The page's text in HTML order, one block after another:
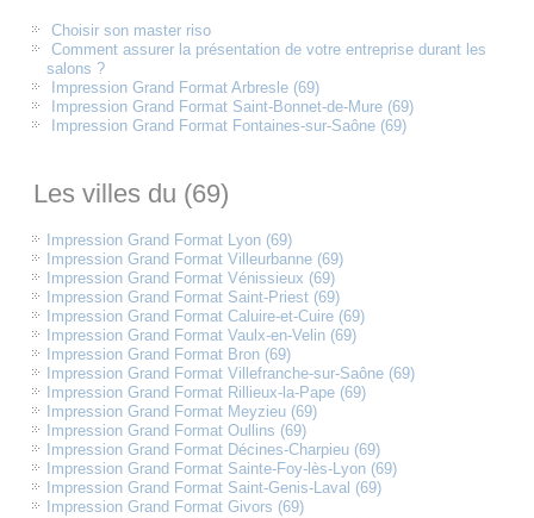
Choisir son master riso
Comment assurer la présentation de votre entreprise durant les
salons ?
Impression Grand Format Arbresle (69)
Impression Grand Format Saint-Bonnet-de-Mure (69)
Impression Grand Format Fontaines-sur-Saône (69)
Les villes du (69)
Impression Grand Format Lyon (69)
Impression Grand Format Villeurbanne (69)
Impression Grand Format Vénissieux (69)
Impression Grand Format Saint-Priest (69)
Impression Grand Format Caluire-et-Cuire (69)
Impression Grand Format Vaulx-en-Velin (69)
Impression Grand Format Bron (69)
Impression Grand Format Villefranche-sur-Saône (69)
Impression Grand Format Rillieux-la-Pape (69)
Impression Grand Format Meyzieu (69)
Impression Grand Format Oullins (69)
Impression Grand Format Décines-Charpieu (69)
Impression Grand Format Sainte-Foy-lès-Lyon (69)
Impression Grand Format Saint-Genis-Laval (69)
Impression Grand Format Givors (69)